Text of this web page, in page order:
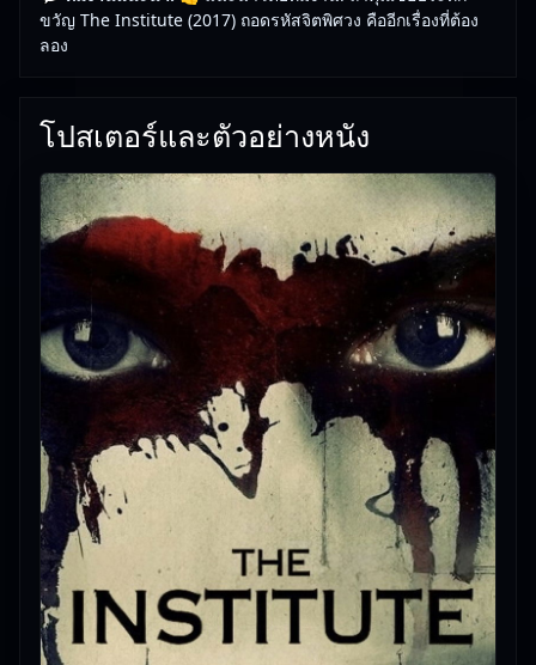
ขวัญ The Institute (2017) ถอดรหัสจิตพิศวง คืออีกเรื่องที่ต้อง
ลอง
โปสเตอร์และตัวอย่างหนัง